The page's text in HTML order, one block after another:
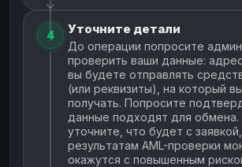
4 Уточните детали
До операции попросите
проверить ваши данные:
вы будете отправлять
(или реквизиты), на который
получать. Попросите
данные подходят для обмена.
уточните, что будет с
результатам AML-проверки
окажутся с повышенным